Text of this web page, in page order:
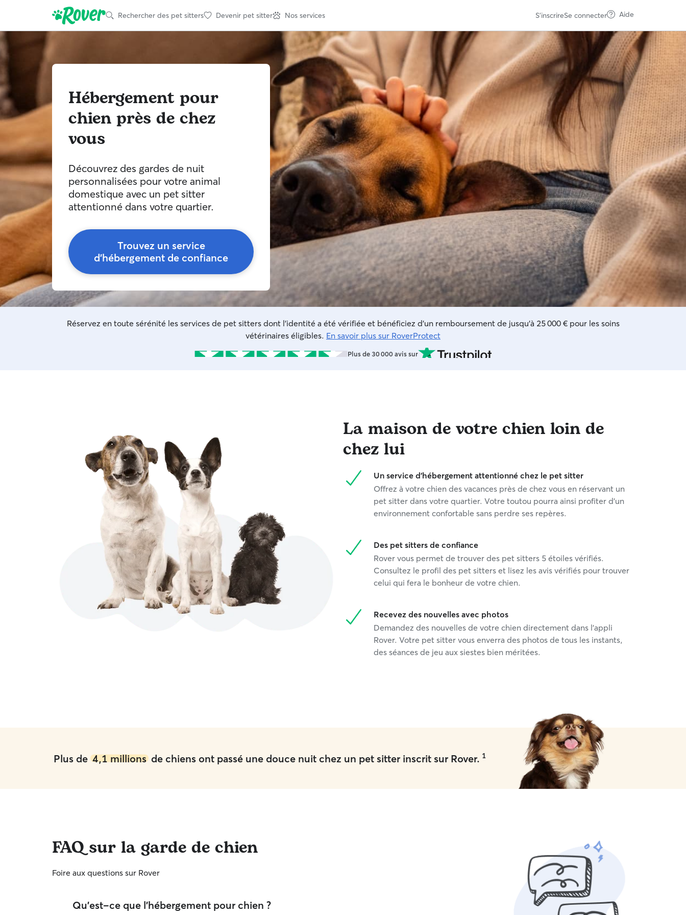
Rechercher des pet sitters Devenir pet sitter Nos services S'inscrireSe connecter Aide
Hébergement pour
chien près de chez
vous
Découvrez des gardes de nuit
personnalisées pour votre animal
domestique avec un pet sitter
attentionné dans votre quartier.
Trouvez un service
d'hébergement de confiance
Réservez en toute sérénité les services de pet sitters dont l'identité a été vérifiée et bénéficiez d'un remboursement de jusqu'à 25 000 € pour les soins
vétérinaires éligibles. En savoir plus sur RoverProtect
Plus de 30 000 avis sur
La maison de votre chien loin de
chez lui
Un service d'hébergement attentionné chez le pet sitter
Offrez à votre chien des vacances près de chez vous en réservant un
pet sitter dans votre quartier. Votre toutou pourra ainsi profiter d'un
environnement confortable sans perdre ses repères.
Des pet sitters de confiance
Rover vous permet de trouver des pet sitters 5 étoiles vérifiés.
Consultez le profil des pet sitters et lisez les avis vérifiés pour trouver
celui qui fera le bonheur de votre chien.
Recevez des nouvelles avec photos
Demandez des nouvelles de votre chien directement dans l'appli
Rover. Votre pet sitter vous enverra des photos de tous les instants,
des séances de jeu aux siestes bien méritées.
Plus de4,1 millions de chiens ont passé une douce nuit chez un pet sitter inscrit sur Rover. 1
FAQ sur la garde de chien
Foire aux questions sur Rover
Qu'est-ce que l'hébergement pour chien ?